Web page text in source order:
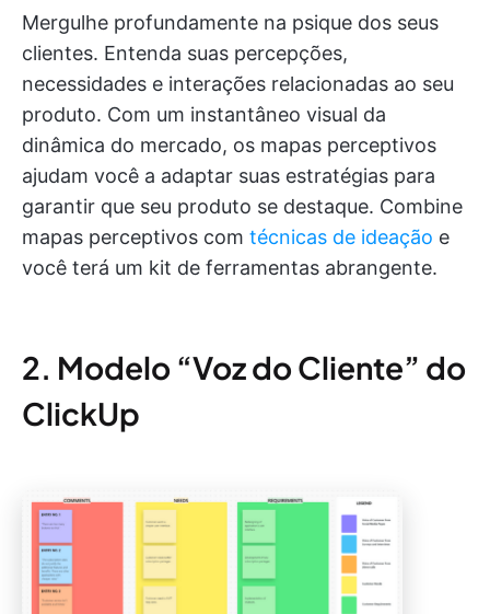
Mergulhe profundamente na psique dos seus
clientes. Entenda suas percepções,
necessidades e interações relacionadas ao seu
produto. Com um instantâneo visual da
dinâmica do mercado, os mapas perceptivos
ajudam você a adaptar suas estratégias para
garantir que seu produto se destaque. Combine
mapas perceptivos com técnicas de ideação e
você terá um kit de ferramentas abrangente.
2. Modelo “Voz do Cliente” do
ClickUp